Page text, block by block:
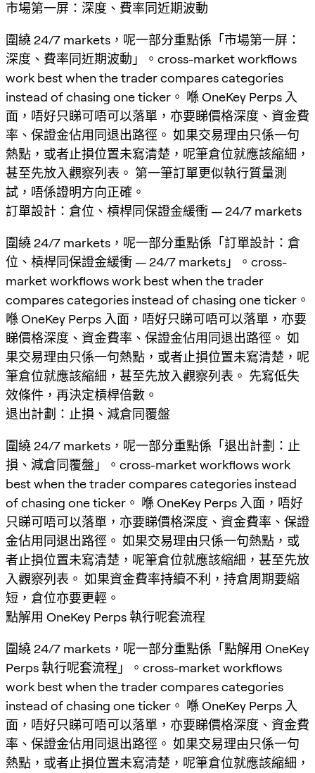
市場第一屏：深度、費率同近期波動
圍繞 24/7 markets，呢一部分重點係「市場第一屏：
深度、費率同近期波動」。cross-market workflows
work best when the trader compares categories
instead of chasing one ticker。 喺 OneKey Perps 入
面，唔好只睇可唔可以落單，亦要睇價格深度、資金費
率、保證金佔用同退出路徑。 如果交易理由只係一句
熱點，或者止損位置未寫清楚，呢筆倉位就應該縮細，
甚至先放入觀察列表。 第一筆訂單更似執行質量測
試，唔係證明方向正確。
訂單設計：倉位、槓桿同保證金緩衝 — 24/7 markets
圍繞 24/7 markets，呢一部分重點係「訂單設計：倉
位、槓桿同保證金緩衝 — 24/7 markets」。cross-
market workflows work best when the trader
compares categories instead of chasing one ticker。
喺 OneKey Perps 入面，唔好只睇可唔可以落單，亦要
睇價格深度、資金費率、保證金佔用同退出路徑。 如
果交易理由只係一句熱點，或者止損位置未寫清楚，呢
筆倉位就應該縮細，甚至先放入觀察列表。 先寫低失
效條件，再決定槓桿倍數。
退出計劃：止損、減倉同覆盤
圍繞 24/7 markets，呢一部分重點係「退出計劃：止
損、減倉同覆盤」。cross-market workflows work
best when the trader compares categories instead
of chasing one ticker。 喺 OneKey Perps 入面，唔好
只睇可唔可以落單，亦要睇價格深度、資金費率、保證
金佔用同退出路徑。 如果交易理由只係一句熱點，或
者止損位置未寫清楚，呢筆倉位就應該縮細，甚至先放
入觀察列表。 如果資金費率持續不利，持倉周期要縮
短，倉位亦要更輕。
點解用 OneKey Perps 執行呢套流程
圍繞 24/7 markets，呢一部分重點係「點解用 OneKey
Perps 執行呢套流程」。cross-market workflows
work best when the trader compares categories
instead of chasing one ticker。 喺 OneKey Perps 入
面，唔好只睇可唔可以落單，亦要睇價格深度、資金費
率、保證金佔用同退出路徑。 如果交易理由只係一句
熱點，或者止損位置未寫清楚，呢筆倉位就應該縮細，